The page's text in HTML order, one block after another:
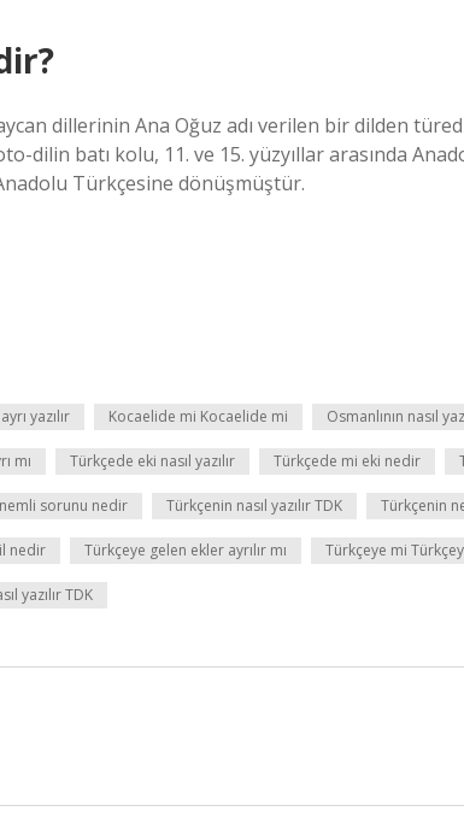
dillerinin Ana Oğuz adı verilen bir dilden
dilin batı kolu, 11. ve 15. yüzyıllar arasında
Türkçesine dönüşmüştür.
yazılır Kocaelide mi Kocaelide mi Osmanlının nasıl
mı Türkçede eki nasıl yazılır Türkçede mi eki nedir
sorunu nedir Türkçenin nasıl yazılır TDK Türkçenin
nedir Türkçeye gelen ekler ayrılır mı Türkçeye mi
yazılır TDK